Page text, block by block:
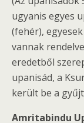
ugyanis egyes
(fehér),
vannak
eredetből
upanisád, a
került be a
Amritabindu